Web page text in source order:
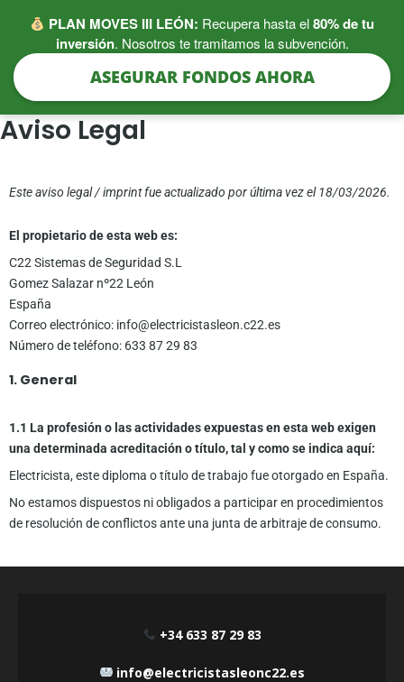
PLAN MOVES III LEÓN: Recupera hasta el80% de tu
inversión. Nosotros te tramitamos la subvención.
ASEGURAR FONDOS AHORA
contenido
Aviso Legal
Este aviso legal / imprint fue actualizado por última vez el 18/03/2026.
El propietario de esta web es:
C22 Sistemas de Seguridad S.L
Gomez Salazar nº22 León
España
Correo electrónico: info@electricistasleon.c22.es
Número de teléfono: 633 87 29 83
1. General
1.1 La profesión o las actividades expuestas en esta web exigen
una determinada acreditación o título, tal y como se indica aquí:
Electricista, este diploma o título de trabajo fue otorgado en España.
No estamos dispuestos ni obligados a participar en procedimientos
de resolución de conflictos ante una junta de arbitraje de consumo.
+34 633 87 29 83
info@electricistasleonc22.es